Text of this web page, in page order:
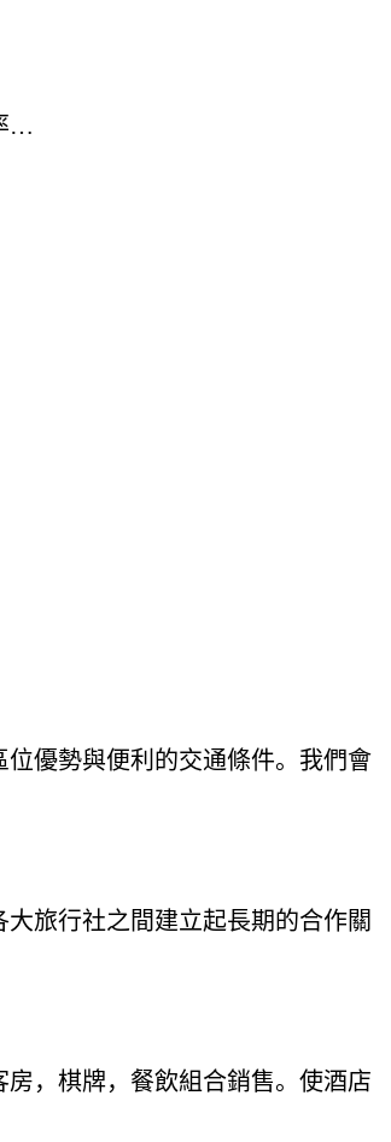
…
優勢與便利的交通條件。我們會
旅行社之間建立起長期的合作關
，棋牌，餐飲組合銷售。使酒店